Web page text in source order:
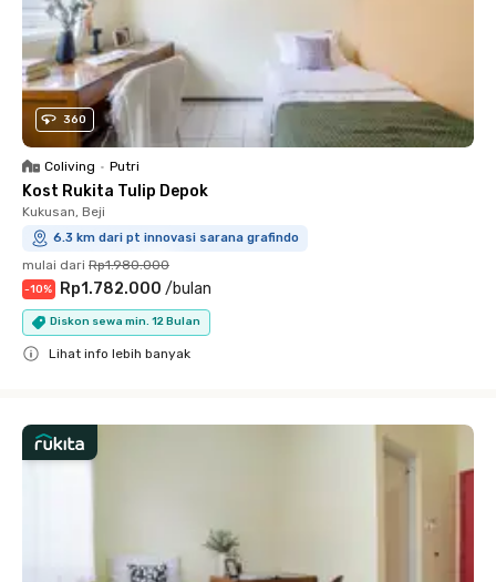
360
Coliving • Putri
Kost Rukita Tulip Depok
Kukusan, Beji
6.3 km dari pt innovasi sarana grafindo
mulai dari Rp1.980.000
-10% Rp1.782.000 /bulan
Diskon sewa min. 12 Bulan
Lihat info lebih banyak